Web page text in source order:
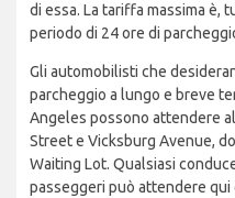
di essa. La tariffa massima è,
periodo di 24 ore di
Gli automobilisti che
parcheggio a lungo e breve
Angeles possono attendere
Street e Vicksburg Avenue,
Waiting Lot. Qualsiasi
passeggeri può attendere